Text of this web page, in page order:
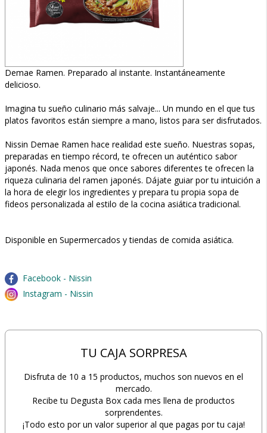
Demae Ramen. Preparado al instante. Instantáneamente
delicioso.
Imagina tu sueño culinario más salvaje... Un mundo en el que tus
platos favoritos están siempre a mano, listos para ser disfrutados.
Nissin Demae Ramen hace realidad este sueño. Nuestras sopas,
preparadas en tiempo récord, te ofrecen un auténtico sabor
japonés. Nada menos que once sabores diferentes te ofrecen la
riqueza culinaria del ramen japonés. Dájate guiar por tu intuición a
la hora de elegir los ingredientes y prepara tu propia sopa de
fideos personalizada al estilo de la cocina asiática tradicional.
Disponible en Supermercados y tiendas de comida asiática.
Facebook - Nissin
Instagram - Nissin
TU CAJA SORPRESA
Disfruta de 10 a 15 productos, muchos son nuevos en el
mercado.
Recibe tu Degusta Box cada mes llena de productos
sorprendentes.
¡Todo esto por un valor superior al que pagas por tu caja!